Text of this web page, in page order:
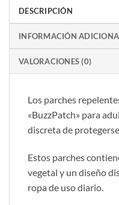
DESCRIPCIÓN
INFORMACIÓN
VALORACIONES (0)
Los parches
«BuzzPatch» para
discreta de
Estos parches
vegetal y un diseño
ropa de uso diario.